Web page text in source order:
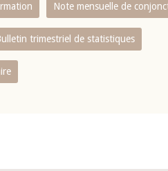
Note mensuelle de
trimestriel de statistiques